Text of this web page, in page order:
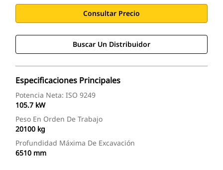
Consultar Precio
Buscar Un Distribuidor
Especificaciones Principales
Potencia Neta: ISO 9249
105.7 kW
Peso En Orden De Trabajo
20100 kg
Profundidad Máxima De Excavación
6510 mm